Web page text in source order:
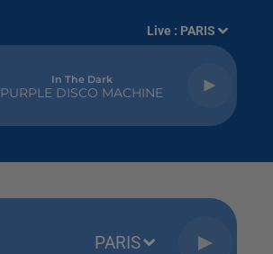
Live : PARIS
In The Dark
PURPLE DISCO MACHINE
PARIS